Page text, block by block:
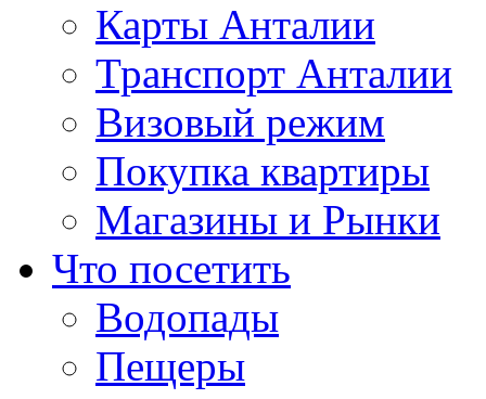
Карты Анталии
Транспорт Анталии
Визовый режим
Покупка квартиры
Магазины и Рынки
Что посетить
Водопады
Пещеры